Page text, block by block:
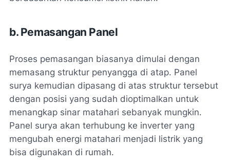
b. Pemasangan Panel
Proses pemasangan biasanya dimulai dengan
memasang struktur penyangga di atap. Panel
surya kemudian dipasang di atas struktur tersebut
dengan posisi yang sudah dioptimalkan untuk
menangkap sinar matahari sebanyak mungkin.
Panel surya akan terhubung ke inverter yang
mengubah energi matahari menjadi listrik yang
bisa digunakan di rumah.